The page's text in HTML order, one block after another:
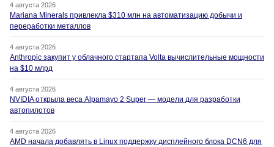
4 августа 2026
Mariana Minerals привлекла $310 млн на автоматизацию добычи и
переработки металлов
4 августа 2026
Anthropic закупит у облачного стартапа Volta вычислительные мощности
на $10 млрд
4 августа 2026
NVIDIA открыла веса Alpamayo 2 Super — модели для разработки
автопилотов
4 августа 2026
AMD начала добавлять в Linux поддержку дисплейного блока DCN6 для